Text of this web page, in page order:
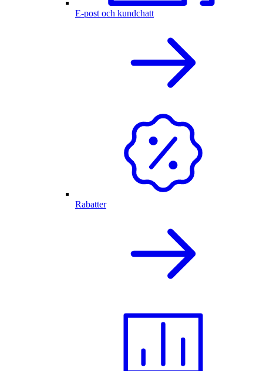
E-post och kundchatt
Rabatter